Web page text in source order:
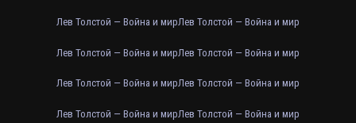
Лев Толстой — Война и мирЛев Толстой — Война и мир
Лев Толстой — Война и мирЛев Толстой — Война и мир
Лев Толстой — Война и мирЛев Толстой — Война и мир
Лев Толстой — Война и мирЛев Толстой — Война и мир